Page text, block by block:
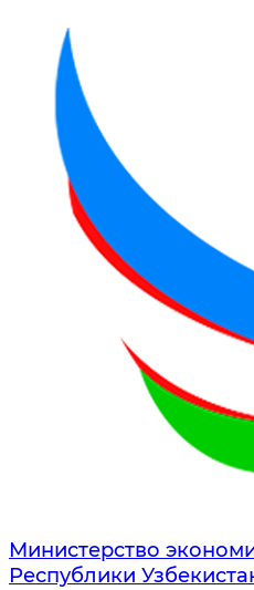
Министерство
Республики